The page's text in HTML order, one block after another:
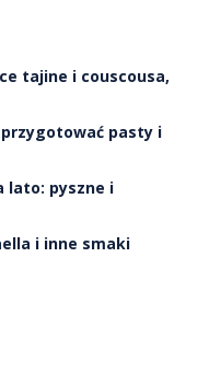
tajine i couscousa,
przygotować pasty i
lato: pyszne i
i inne smaki